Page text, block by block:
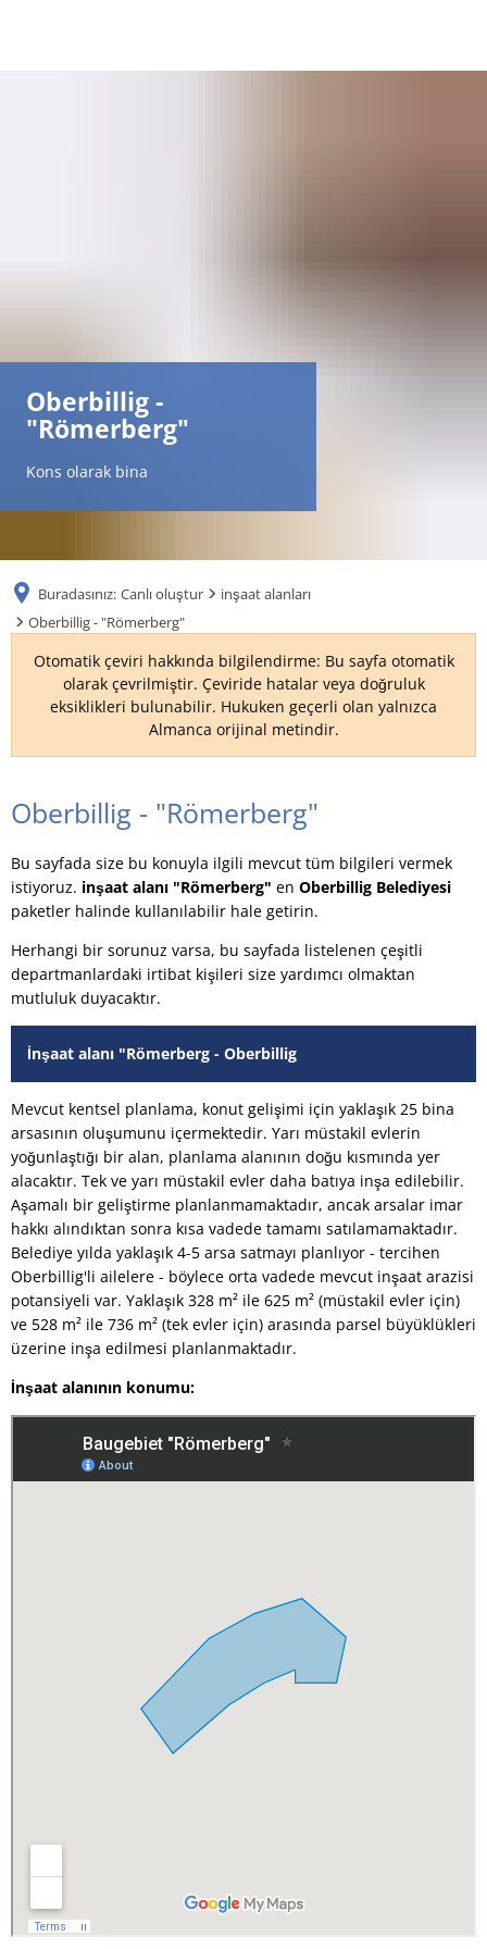
Oberbillig -
"Römerberg"
Kons olarak bina
Buradasınız: Canlı oluştur
inşaat alanları
Oberbillig - "Römerberg"
Otomatik çeviri hakkında bilgilendirme: Bu sayfa otomatik
olarak çevrilmiştir. Çeviride hatalar veya doğruluk
eksiklikleri bulunabilir. Hukuken geçerli olan yalnızca
Almanca orijinal metindir.
Oberbillig
"Römerberg"
Oberbillig - "Römerberg"
Bu sayfada size bu konuyla ilgili mevcut tüm bilgileri vermek
istiyoruz. inşaat alanı "Römerberg" en Oberbillig Belediyesi
paketler halinde kullanılabilir hale getirin.
Herhangi bir sorunuz varsa, bu sayfada listelenen çeşitli
departmanlardaki irtibat kişileri size yardımcı olmaktan
mutluluk duyacaktır.
İnşaat alanı "Römerberg - Oberbillig
Mevcut kentsel planlama, konut gelişimi için yaklaşık 25 bina
arsasının oluşumunu içermektedir. Yarı müstakil evlerin
yoğunlaştığı bir alan, planlama alanının doğu kısmında yer
alacaktır. Tek ve yarı müstakil evler daha batıya inşa edilebilir.
Aşamalı bir geliştirme planlanmamaktadır, ancak arsalar imar
hakkı alındıktan sonra kısa vadede tamamı satılamamaktadır.
Belediye yılda yaklaşık 4-5 arsa satmayı planlıyor - tercihen
Oberbillig'li ailelere - böylece orta vadede mevcut inşaat arazisi
potansiyeli var. Yaklaşık 328 m² ile 625 m² (müstakil evler için)
ve 528 m² ile 736 m² (tek evler için) arasında parsel büyüklükleri
üzerine inşa edilmesi planlanmaktadır.
İnşaat alanının konumu: